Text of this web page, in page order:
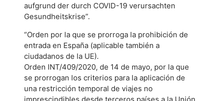
aufgrund der durch COVID-19 verursachten
Gesundheitskrise”.
“Orden por la que se prorroga la prohibición de
entrada en España (aplicable también a
ciudadanos de la UE).
Orden INT/409/2020, de 14 de mayo, por la que
se prorrogan los criterios para la aplicación de
una restricción temporal de viajes no